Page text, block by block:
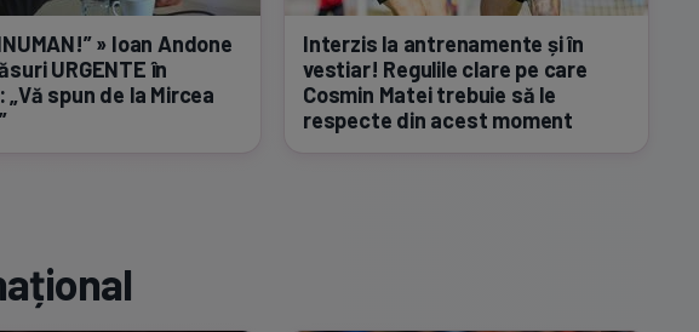
» Ioan Andone
URGENTE în
„Vă spun de la Mircea
Interzis la antrenamente și în
vestiar! Regulile clare pe care
Cosmin Matei trebuie să le
respecte din acest moment